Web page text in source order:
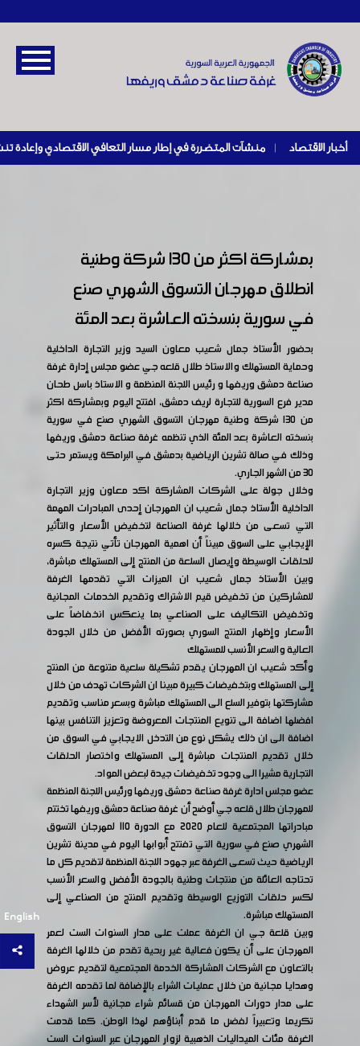
أخبار الاقتصاد |
English
بمشاركة اكثر من ١٣٠ شركة وطنية
انطلاق مهرجان التسوق الشهري صنع
في سورية بنسخته العاشرة بعد المئة
بحضور الأستاذ جمال شعيب معاون السيد وزير التجارة الداخلية
وحماية المستهلك والاستاذ طلال قلعه جي عضو مجلس إدارة غرفة
صناعة دمشق وريفها و رئيس اللجنة المنظمة و الاستاذ باسل طحان
مدير فرع السورية للتجارة لريف دمشق، افتتح اليوم وبمشاركة اكثر
من ١٣٠ شركة وطنية مهرجان التسوق الشهري صنع في سورية
بنسخته العاشرة بعد المئة الذي تنظمه غرفة صناعة دمشق وريفها
وذلك في صالة تشرين الرياضية بدمشق في البرامكة ويستمر حتى
٣٠ من الشهر الجاري.
وخلال جولة على الشركات المشاركة اكد معاون وزير التجارة
الداخلية الأستاذ جمال شعيب ان المهرجان إحدى المبادرات المهمة
التي تسعى من خلالها غرفة الصناعة لتخفيض الأسعار والتأثير
الإيجابي على السوق مبيناً أن اهمية المهرجان تأتي نتيجة كسره
للحلقات الوسيطة وإيصال السلعة من المنتج إلى المستهلك مباشرة،
وبين الأستاذ جمال شعيب ان الميزات التي تقدمها الغرفة
للمشاركين من تخفيض قيم الاشتراك وتقديم الخدمات المجانية
وتخفيض التكاليف على الصناعي بما ينعكس انخفاضاً على
الأسعار وإظهار المنتج السوري بصورته الأفضل من خلال الجودة
العالية والسعر الأنسب للمستهلك
وأكد شعيب ان المهرجان يقدم تشكيلة سلعية متنوعة من المنتج
إلى المستهلك وبتخفيضات كبيرة مبينا ان الشركات تهدف من خلال
مشاركتها بتوفير السلع الى المستهلك مباشرة وبسعر مناسب وتقديم
افضلها اضافة الى تنويع المنتجات المعروضة وتعزيز التنافس بينها
اضافة الى ان ذلك يشكل نوع من التدخل الايجابي في السوق من
خلال تقديم المنتجات مباشرة إلى المستهلك واختصار الحلقات
التجارية مشيرا الى وجود تخفيضات جيدة لبعض المواد.
عضو مجلس ادارة غرفة صناعة دمشق وريفها ورئيس اللجنة المنظمة
للمهرجان طلال قلعه جي أوضح أن غرفة صناعة دمشق وريفها تختتم
مبادراتها المجتمعية للعام 2020 مع الدورة 110 لمهرجان التسوق
الشهري صنع في سورية التي تفتتح أبوابها اليوم في مدينة تشرين
الرياضية حيث تسعى الغرفة عبر جهود اللجنة المنظمة لتقديم كل ما
تحتاجه العائلة من منتجات وطنية بالجودة الأفضل والسعر الأنسب
لكسر حلقات التوزيع الوسيطة وتقديم المنتج من الصناعي إلى
المستهلك مباشرة.
وبين قلعة جي ان الغرفة عملت على مدار السنوات الست لعمر
المهرجان على أن يكون فعالية غير ربحية تقدم من خلالها الغرفة
بالتعاون مع الشركات المشاركة الخدمة المجتمعية لتقديم عروض
وهدايا مجانية من خلال عمليات الشراء بالإضافة لما تقدمه الغرفة
على مدار دورات المهرجان من قسائم شراء مجانية لأسر الشهداء
تكريما وتعبيراً لفضل ما قدم أبناؤهم لهذا الوطن. كما قدمت
الغرفة مئات الميداليات الذهبية لزوار المهرجان عبر السنوات الست